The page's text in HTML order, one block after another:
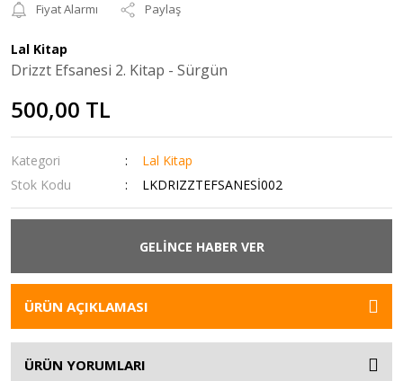
Fiyat Alarmı
Paylaş
Lal Kitap
Drizzt Efsanesi 2. Kitap - Sürgün
500,00 TL
Kategori
Lal Kitap
Stok Kodu
LKDRIZZTEFSANESİ002
GELİNCE HABER VER
ÜRÜN AÇIKLAMASI
ÜRÜN YORUMLARI